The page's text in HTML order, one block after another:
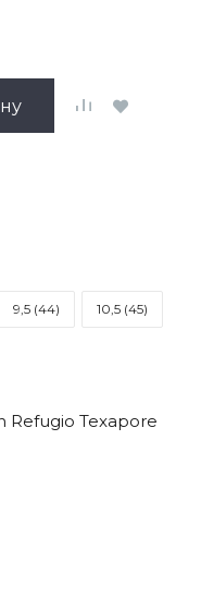
9,5 (44) 10,5 (45)
Refugio Texapore